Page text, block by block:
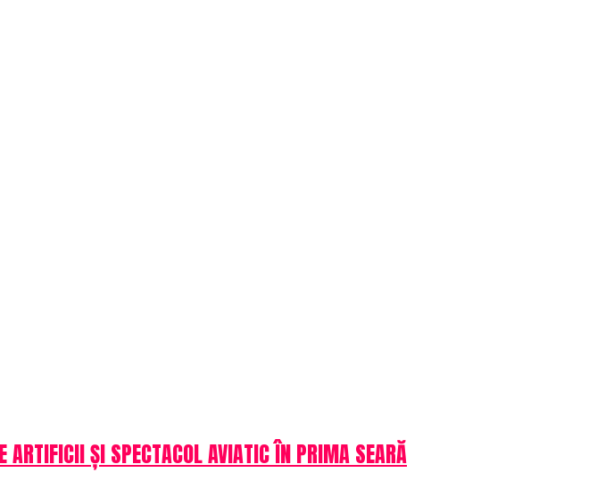
ȘI SPECTACOL AVIATIC ÎN PRIMA SEARĂ